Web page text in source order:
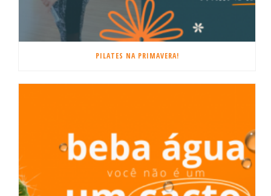
PILATES NA PRIMAVERA!